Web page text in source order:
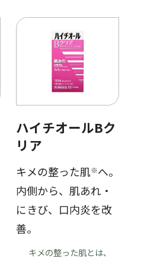
ハイチオールBク
リア
キメの整った肌※へ。
内側から、肌あれ・
にきび、口内炎を改
善。
キメの整った肌とは、